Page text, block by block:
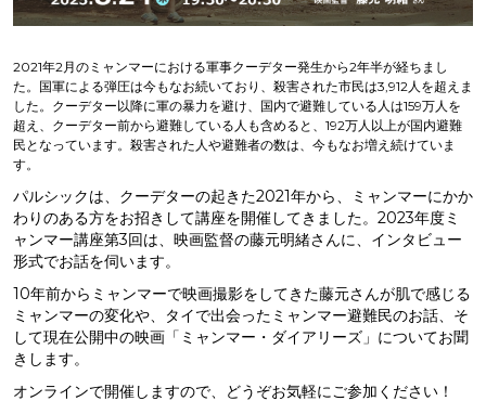
2021年2月のミャンマーにおける軍事クーデター発生から2年半が経ちまし
た。国軍による弾圧は今もなお続いており、殺害された市民は3,912人を超えま
した。クーデター以降に軍の暴力を避け、国内で避難している人は159万人を
超え、クーデター前から避難している人も含めると、192万人以上が国内避難
民となっています。殺害された人や避難者の数は、今もなお増え続けていま
す。
パルシックは、クーデターの起きた2021年から、ミャンマーにかか
わりのある方をお招きして講座を開催してきました。2023年度ミ
ャンマー講座第3回は、映画監督の藤元明緒さんに、インタビュー
形式でお話を伺います。
10年前からミャンマーで映画撮影をしてきた藤元さんが肌で感じる
ミャンマーの変化や、タイで出会ったミャンマー避難民のお話、そ
して現在公開中の映画「ミャンマー・ダイアリーズ」についてお聞
きします。
オンラインで開催しますので、どうぞお気軽にご参加ください！